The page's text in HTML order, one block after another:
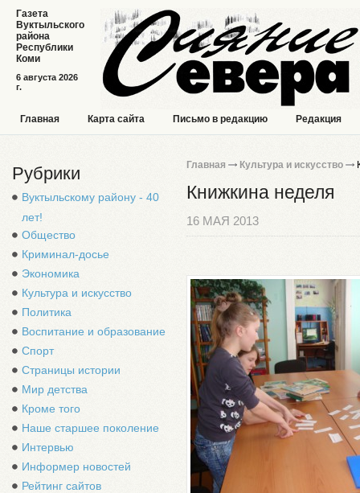
6 августа 2026
г.
Газета
Вуктыльского
района
Республики
Коми
Главная Карта сайта Письмо в редакцию Редакция
Рубрики
Вуктыльскому району - 40
лет!
Общество
Криминал-досье
Экономика
Культура и искусство
Политика
Воспитание и образование
Спорт
Страницы истории
Мир детства
Кроме того
Наше старшее поколение
Интервью
Информер новостей
Рейтинг сайтов
Главная Культура и искусство
Книжкина неделя
16 МАЯ 2013